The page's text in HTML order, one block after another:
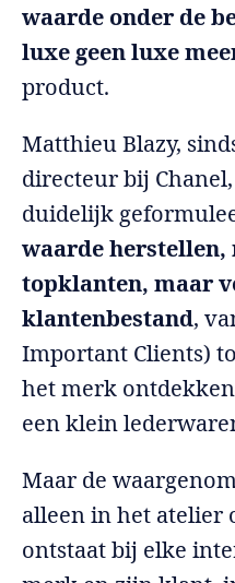
waarde onder de
luxe geen luxe
product.
Matthieu Blazy,
directeur bij
duidelijk
waarde
topklanten, maar
klantenbestand,
Important Clients)
het merk
een klein
Maar de
alleen in het atelier
ontstaat bij elke